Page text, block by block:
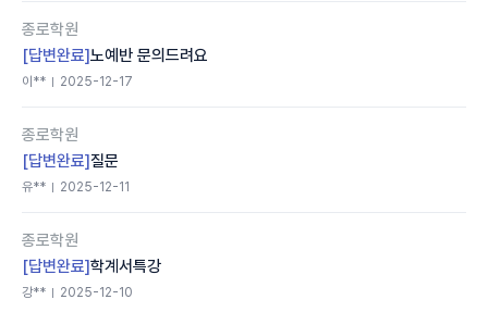
종로학원
[답변완료]노예반 문의드려요
이** 2025-12-17
종로학원
[답변완료]질문
유** 2025-12-11
종로학원
[답변완료]학계서특강
강** 2025-12-10